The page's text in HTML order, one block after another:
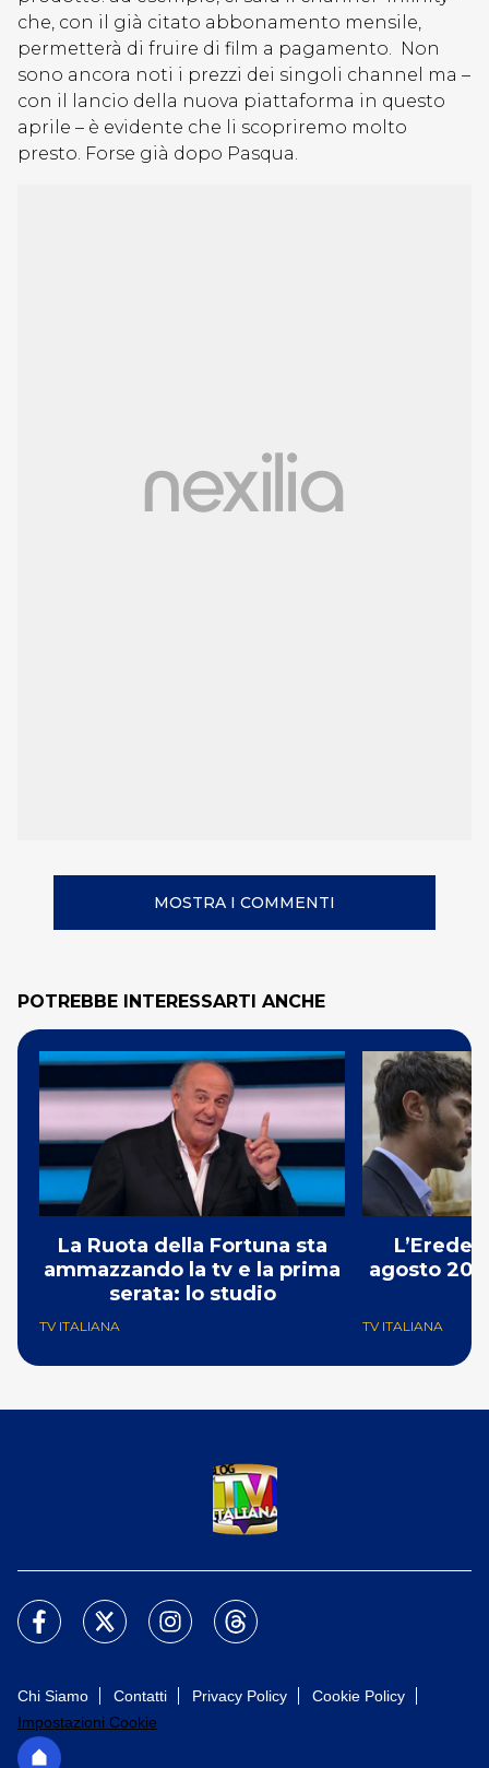
che, con il già citato abbonamento mensile,
permetterà di fruire di film a pagamento. Non
sono ancora noti i prezzi dei singoli channel ma –
con il lancio della nuova piattaforma in questo
aprile – è evidente che li scopriremo molto
presto. Forse già dopo Pasqua.
MOSTRA I COMMENTI
POTREBBE INTERESSARTI ANCHE
La Ruota della Fortuna sta
ammazzando la tv e la prima
serata: lo studio
TV ITALIANA
agosto
TV ITALIANA
Chi Siamo Contatti Privacy Policy
Cookie Policy
Impostazioni Cookie